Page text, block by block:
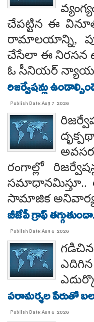
చేపట్టిన ఈ
రామాలయాన్ని,
చేసేలా ఈ నిరసన
ఓ సీనియర్
రిజర్వేషన్లు
Publish Date:Aug 7, 2026
రంగాల్లో
సమాధానమిస్తూ..
సామాజిక
బీజేపీ గ్రాఫ్
Publish Date:Aug 6, 2026
పరామర్శల పేరుతో
Publish Date:Aug 6, 2026